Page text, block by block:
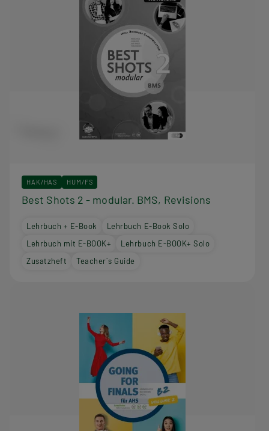
HAK/HAS HUM/FS
Best Shots 2 - modular. BMS, Revisions
Lehrbuch + E-Book
Lehrbuch E-Book Solo
Lehrbuch mit E-BOOK+
Lehrbuch E-BOOK+ Solo
Zusatzheft
Teacher´s Guide